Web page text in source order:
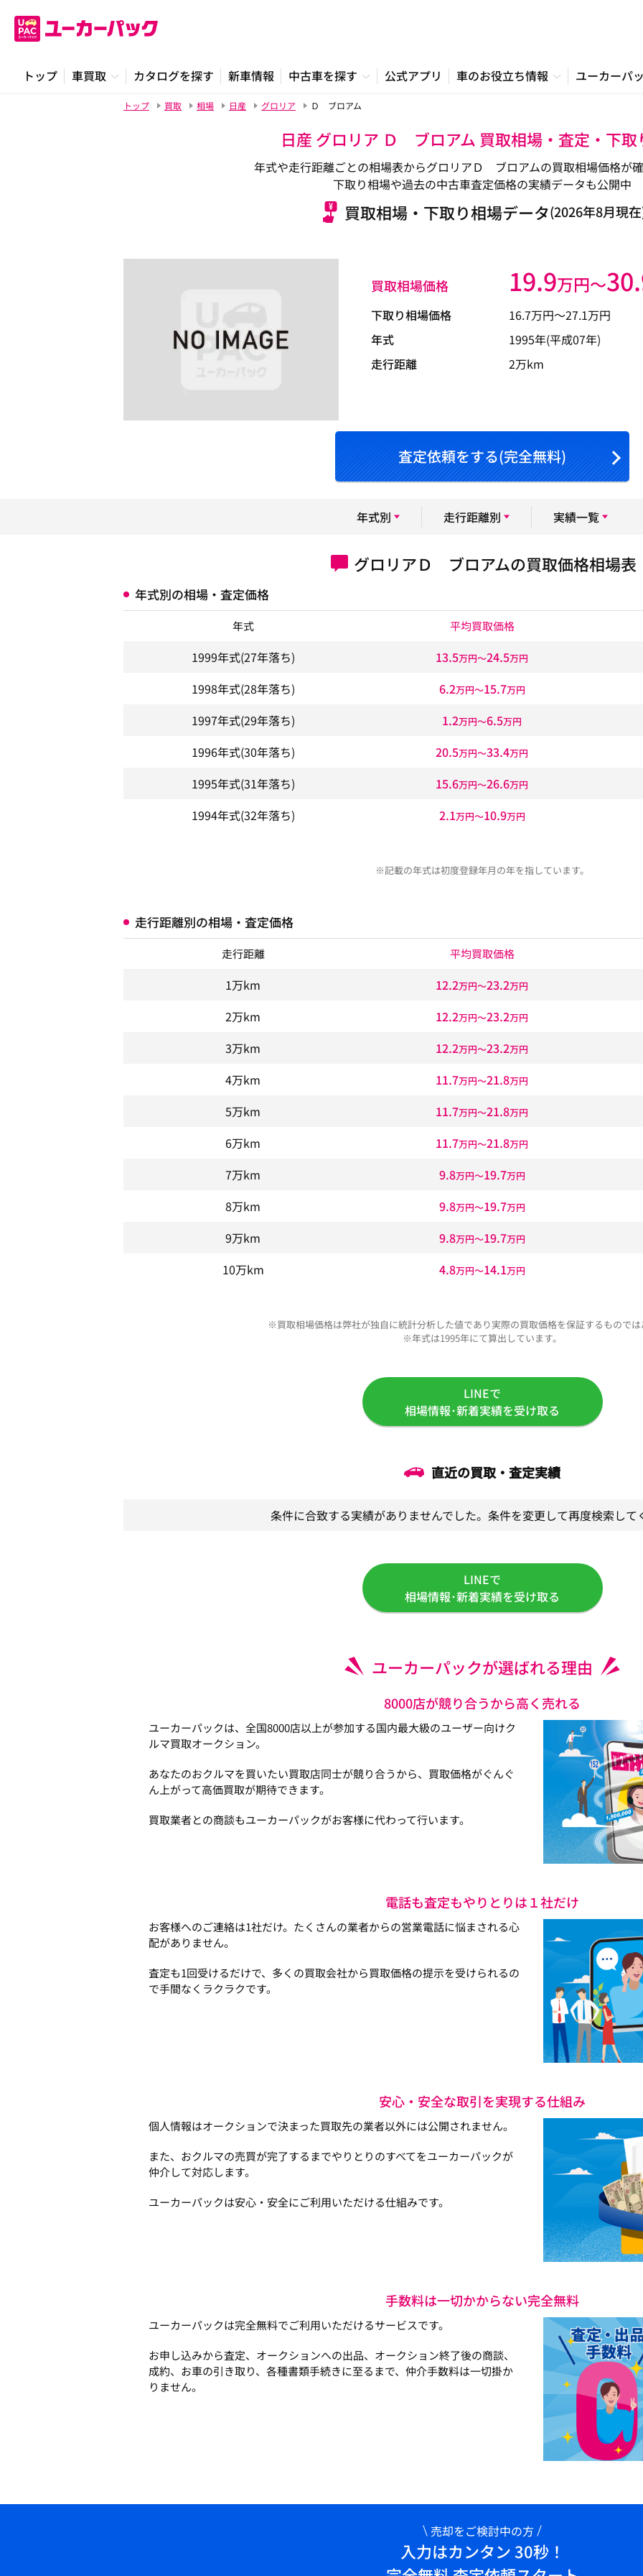
トップ 車買取 カタログを探す 新車情報 中古車を探す 公式アプリ 車のお役立ち情報 ユーカーパ
トップ 買取 相場 日産 グロリア Ｄ ブロアム
日産 グロリア Ｄ ブロアム 買取相場・査定・下取
年式や走行距離ごとの相場表からグロリアＤ ブロアムの買取相場価格が確
下取り相場や過去の中古車査定価格の実績データも公開中
買取相場・下取り相場データ(2026年8月現
買取相場価格 19.9万円〜
下取り相場価格 16.7万円〜27.1万円
年式
1995年(平成07年)
走行距離
2万km
査定依頼をする(完全無料)
年式別 走行距離別 実績一覧
グロリアＤ ブロアムの買取価格相場表
年式別の相場・査定価格
年式 平均買取価格
1999年式(27年落ち) 13.5万円〜24.5万円
1998年式(28年落ち) 6.2万円〜15.7万円
1997年式(29年落ち) 1.2万円〜6.5万円
1996年式(30年落ち) 20.5万円〜33.4万円
1995年式(31年落ち) 15.6万円〜26.6万円
1994年式(32年落ち) 2.1万円〜10.9万円
※記載の年式は初度登録年月の年を指しています。
走行距離別の相場・査定価格
走行距離 平均買取価格
1万km 12.2万円〜23.2万円
2万km 12.2万円〜23.2万円
3万km 12.2万円〜23.2万円
4万km 11.7万円〜21.8万円
5万km 11.7万円〜21.8万円
6万km 11.7万円〜21.8万円
7万km 9.8万円〜19.7万円
8万km 9.8万円〜19.7万円
9万km 9.8万円〜19.7万円
10万km 4.8万円〜14.1万円
※買取相場価格は弊社が独自に統計分析した値であり実際の買取価格を保証するものでは
※年式は1995年にて算出しています。
LINEで
相場情報･新着実績を受け取る
直近の買取・査定実績
条件に合致する実績がありませんでした。条件を変更して再度検索して
LINEで
相場情報･新着実績を受け取る
ユーカーパックが選ばれる理由
8000店が競り合うから高く売れる
ユーカーパックは、全国8000店以上が参加する国内最大級のユーザー向けク
ルマ買取オークション。
あなたのおクルマを買いたい買取店同士が競り合うから、買取価格がぐんぐ
ん上がって高価買取が期待できます。
買取業者との商談もユーカーパックがお客様に代わって行います。
電話も査定もやりとりは１社だけ
お客様へのご連絡は1社だけ。たくさんの業者からの営業電話に悩まされる心
配がありません。
査定も1回受けるだけで、多くの買取会社から買取価格の提示を受けられるの
で手間なくラクラクです。
安心・安全な取引を実現する仕組み
個人情報はオークションで決まった買取先の業者以外には公開されません。
また、おクルマの売買が完了するまでやりとりのすべてをユーカーパックが
仲介して対応します。
ユーカーパックは安心・安全にご利用いただける仕組みです。
手数料は一切かからない完全無料
ユーカーパックは完全無料でご利用いただけるサービスです。
お申し込みから査定、オークションへの出品、オークション終了後の商談、
成約、お車の引き取り、各種書類手続きに至るまで、仲介手数料は一切掛か
りません。
売却をご検討中の方
入力はカンタン 30秒！